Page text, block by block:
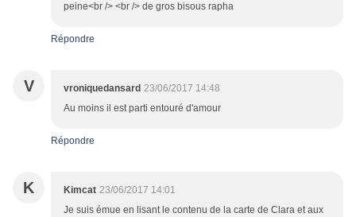
peine<br /> <br /> de gros bisous rapha
Répondre
V vroniquedansard 23/06/2017 14:48
Au moins il est parti entouré d'amour
Répondre
K Kimcat 23/06/2017 14:01
Je suis émue en lisant le contenu de la carte de Clara et aux